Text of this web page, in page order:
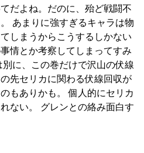
だよね。だのに、殆ど戦闘不
あまりに強すぎるキャラは物
しまうからこうするしかない
情とか考察してしまってすみ
別に、この巻だけで沢山の伏線
先セリカに関わる伏線回収が
もありかも。 個人的にセリカ
ない。 グレンとの絡み面白す